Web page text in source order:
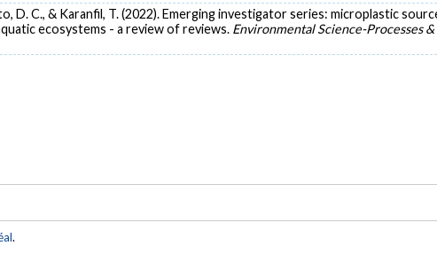
D. C., & Karanfil, T. (2022). Emerging investigator series: microplastic
ecosystems - a review of reviews. Environmental Science-Processes &
.